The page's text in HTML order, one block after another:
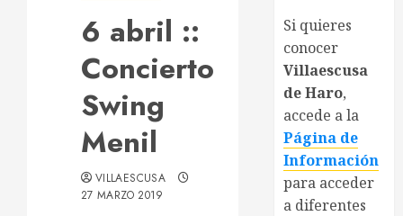
6 abril ::
Concierto
Swing
Menil
VILLAESCUSA
27 MARZO 2019
Si quieres
conocer
Villaescusa
de Haro,
accede a la
Página de
Información
para acceder
a diferentes